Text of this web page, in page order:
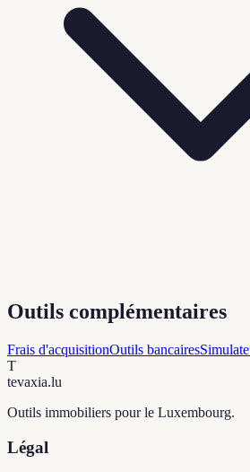
Outils complémentaires
Frais d'acquisitionOutils bancaires
T
tevaxia.lu
Outils immobiliers pour le Luxembourg.
Légal